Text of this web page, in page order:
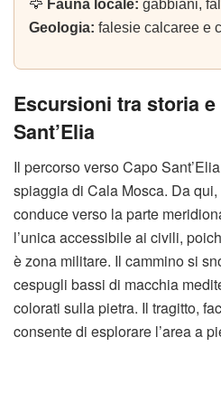
🦅 Fauna locale: gabbiani,
Geologia: falesie calcaree e
Escursioni tra storia
Sant’Elia
Il percorso verso Capo
spiaggia di Cala Mosca. Da
conduce verso la parte
l’unica accessibile ai civili,
è zona militare. Il cammino si
cespugli bassi di macchia
colorati sulla pietra. Il tragitto,
consente di esplorare l’area a